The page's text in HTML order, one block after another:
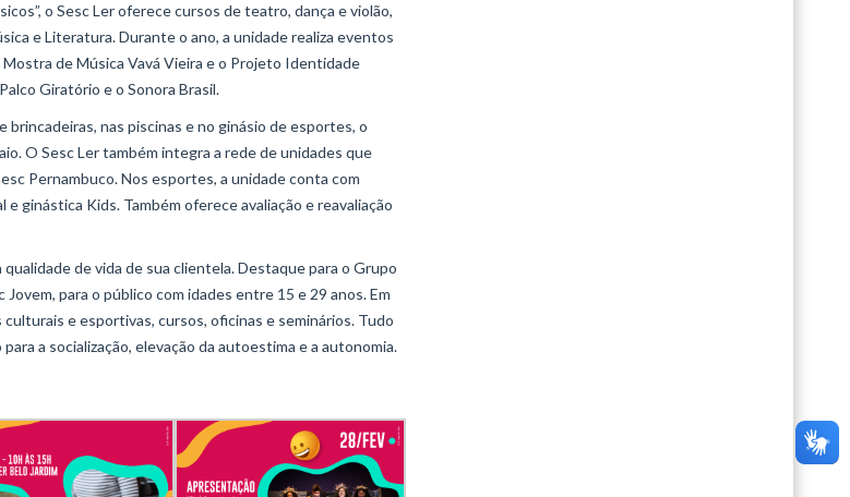
o Sesc Ler oferece cursos de teatro, dança e violão,
e Literatura. Durante o ano, a unidade realiza eventos
de Música Vavá Vieira e o Projeto Identidade
Giratório e o Sonora Brasil.
brincadeiras, nas piscinas e no ginásio de esportes, o
O Sesc Ler também integra a rede de unidades que
Pernambuco. Nos esportes, a unidade conta com
ginástica Kids. Também oferece avaliação e reavaliação
de vida de sua clientela. Destaque para o Grupo
para o público com idades entre 15 e 29 anos. Em
e esportivas, cursos, oficinas e seminários. Tudo
a socialização, elevação da autoestima e a autonomia.